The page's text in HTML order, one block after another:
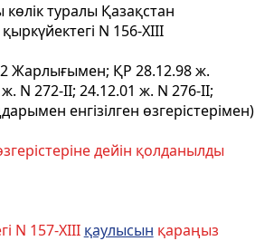
туралы Қазақстан
N 156-XIII
Жарлығымен; ҚР 28.12.98 ж.
N 272-II; 24.12.01 ж. N 276-II;
енгізілген өзгерістерімен)
дейін қолданылды
N 157-XIII қаулысын қараңыз